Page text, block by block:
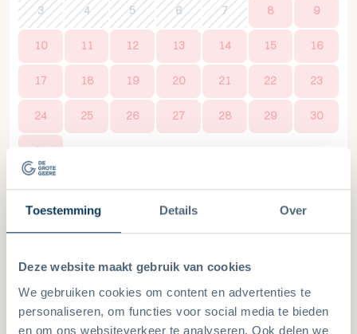
Toestemming Details Over
Deze website maakt gebruik van cookies
We gebruiken cookies om content en advertenties te
personaliseren, om functies voor social media te bieden
en om ons websiteverkeer te analyseren. Ook delen we
3 4 5 6 7 8 9
10 11 12 13 14 15 16
17 18 19 20 21 22 23
24 25 26 27 28 29 30
31
Mo. Di. Mi. Do. Fr. Sa. So.
1 2 3 4
9 11 12 13